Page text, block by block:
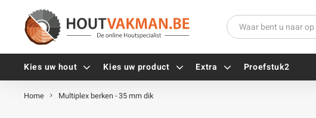
Kies uw hout Kies uw product Extra Proefstuk2
Home Multiplex berken - 35 mm dik